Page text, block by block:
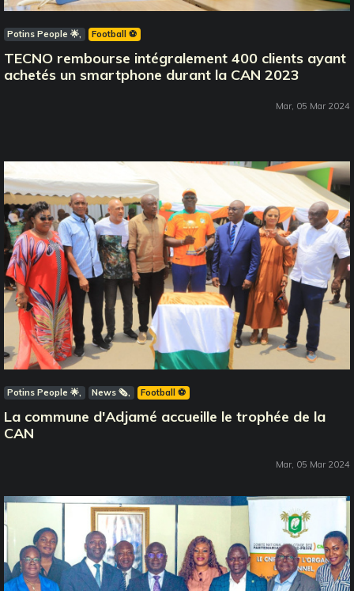
Potins People 🌟 Football ⚽️
TECNO rembourse intégralement 400 clients ayant
achetés un smartphone durant la CAN 2023
Mar, 05 Mar 2024
Potins People 🌟 News 🗞️ Football ⚽️
La commune d'Adjamé accueille le trophée de la
CAN
Mar, 05 Mar 2024